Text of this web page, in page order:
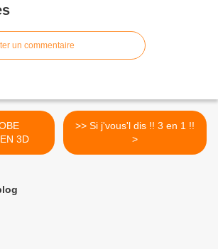
un commentaire
3D
>> Si j'vous'l dis !! 3 en 1 !!
>